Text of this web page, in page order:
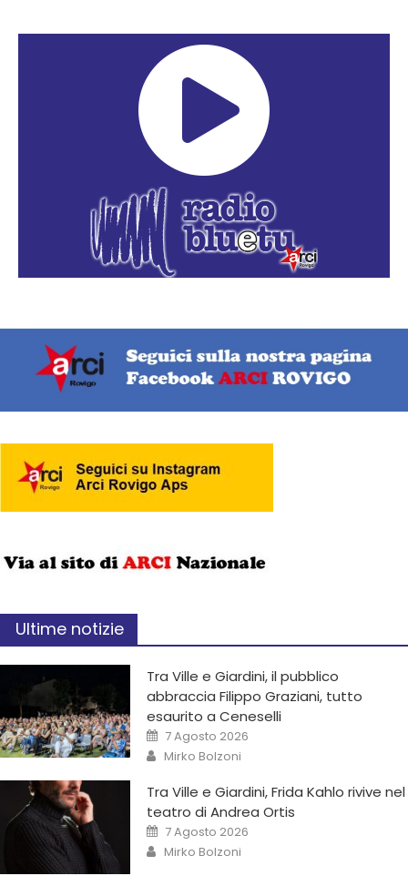
Ultime notizie
Tra Ville e Giardini, il pubblico
abbraccia Filippo Graziani, tutto
esaurito a Ceneselli
7 Agosto 2026
Mirko Bolzoni
Tra Ville e Giardini, Frida Kahlo rivive nel
teatro di Andrea Ortis
7 Agosto 2026
Mirko Bolzoni